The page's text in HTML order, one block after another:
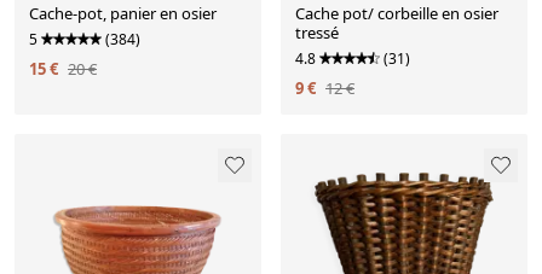
Cache-pot, panier en osier
5 (384)
15 € 20 €
Cache pot/ corbeille en osier
tressé
4.8 (31)
9 € 12 €